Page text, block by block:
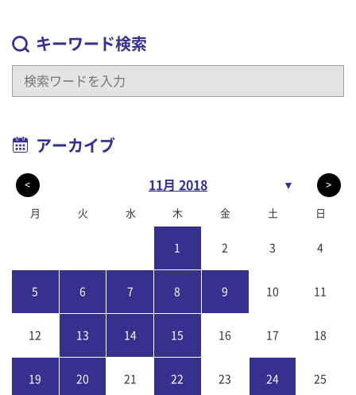
キーワード検索
アーカイブ
< 11月 2018 ▼ >
月 火 水 木 金 土 日
1 2 3 4
5 6 7 8 9 10 11
12 13 14 15 16 17 18
19 20 21 22 23 24 25